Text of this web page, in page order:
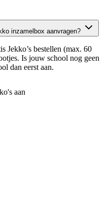
inzamelbox aanvragen?
Jekko’s bestellen (max. 60
Is jouw school nog geen
dan eerst aan.
aan